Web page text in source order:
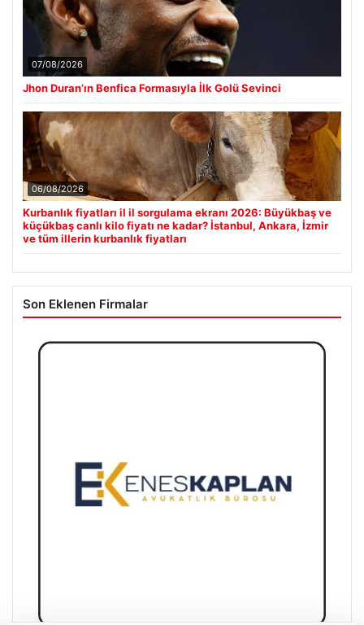
07/08/2026
Jhon Duran’ın Benfica Formasıyla İlk Golü Sevinci
06/08/2026
Kurbanlık fiyatları il il sorgulama ekranı 2026: Büyükbaş ve
küçükbaş canlı kilo fiyatı ne kadar? İstanbul, Ankara, İzmir
ve tüm illerin kurbanlık fiyatları
Son Eklenen Firmalar